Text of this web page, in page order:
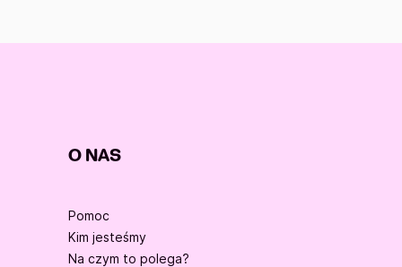
O NAS
Pomoc
Kim jesteśmy
Na czym to polega?